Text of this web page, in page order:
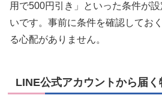
用で500円引き」といった条件が
いです。事前に条件を確認してお
る心配がありません。
LINE公式アカウントから届